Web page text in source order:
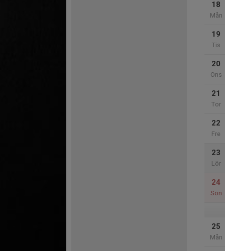
18
Mån
19
Tis
20
Ons
21
Tor
22
Fre
23
Lör
24
Sön
25
Mån